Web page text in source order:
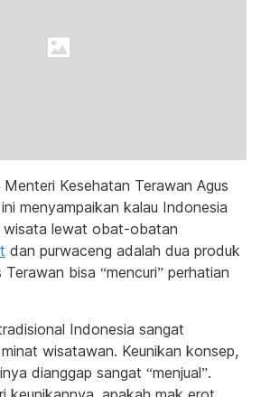
Kesehatan Terawan Agus
menyampaikan kalau Indonesia
wisata lewat obat-obatan
dan purwaceng adalah dua produk
bisa “mencuri” perhatian
Indonesia sangat
wisatawan. Keunikan konsep,
dianggap sangat “menjual”.